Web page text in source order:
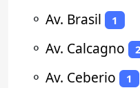
⚬ Av. Brasil 1
⚬ Av. Calcagno 2
⚬ Av. Ceberio 1